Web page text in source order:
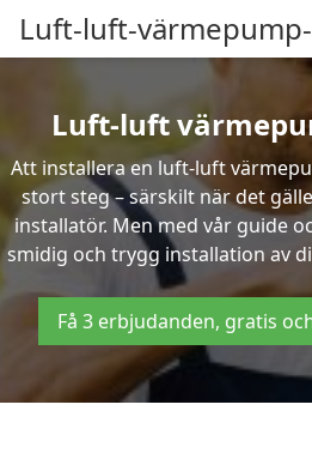
Luft-luft-
Luft-luft
Att installera en luft-luft
stort steg – särskilt när det
installatör. Men med vår guide
smidig och trygg installation av
Få 3 erbjudanden, gratis